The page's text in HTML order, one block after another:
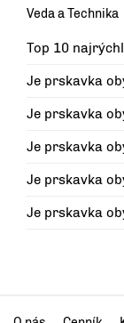
Veda a Technika
Top 10
Je prskavka
Je prskavka
Je prskavka
Je prskavka
Je prskavka